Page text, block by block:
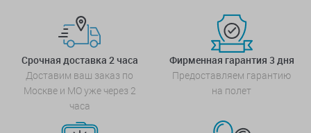
Срочная доставка 2 часа
Доставим ваш заказ по
Москве и МО уже через 2
часа
Фирменная гарантия 3 дня
Предоставляем гарантию
на полет